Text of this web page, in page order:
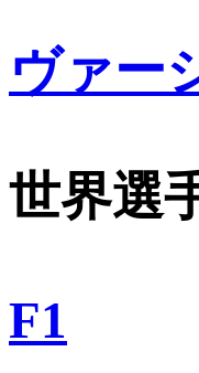
ヴァー
世界選
F1